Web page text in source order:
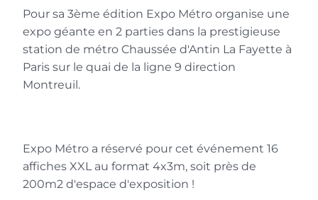
Le hasard des réseaux et l’audace de
cette initiative m’ont conduit à prendre
contact avec le créateur de ce concept
artistique innovant.
J’ai immédiatement été séduit par cette
amis artistes aussi.
Rudolph a apprécié mon travail et ma «
Cow French Touch » a été vu dans tout
Pour sa 3ème édition Expo Métro organise une
expo géante en 2 parties dans la prestigieuse
station de métro Chaussée d'Antin La Fayette à
Paris sur le quai de la ligne 9 direction
Montreuil.
Expo Métro a réservé pour cet événement 16
affiches XXL au format 4x3m, soit près de
200m2 d'espace d'exposition !